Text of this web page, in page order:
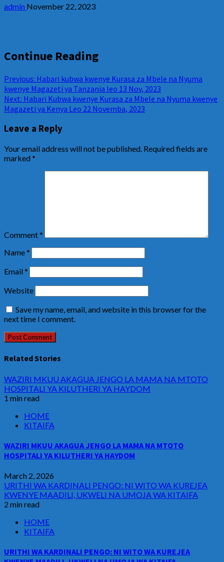
admin November 22, 2023
Continue Reading
Previous: Habari kubwa kwenye Kurasa za Mbele na Nyuma
kwenye Magazeti ya Tanzania leo 13 Nov, 2023
Next: Habari Kubwa kwenye Kurasa za Mbele na Nyuma kwenye
Magazeti ya Kenya Leo 22 Novemba, 2023
Leave a Reply
Your email address will not be published. Required fields are
marked*
Comment*
Name*
Email*
Website
Save my name, email, and website in this browser for the
next time I comment.
Related Stories
WAZIRI MKUU AKAGUA JENGO LA MAMA NA MTOTO
HOSPITALI YA KILUTHERI YA HAYDOM
1 min read
HOME
KITAIFA
WAZIRI MKUU AKAGUA JENGO LA MAMA NA MTOTO
HOSPITALI YA KILUTHERI YA HAYDOM
March 2, 2026
URITHI WA KARDINALI PENGO: NI WITO WA KUREJEA
KWENYE MAADILI, UKWELI NA UMOJA WA KITAIFA
2 min read
HOME
KITAIFA
URITHI WA KARDINALI PENGO: NI WITO WA KUREJEA